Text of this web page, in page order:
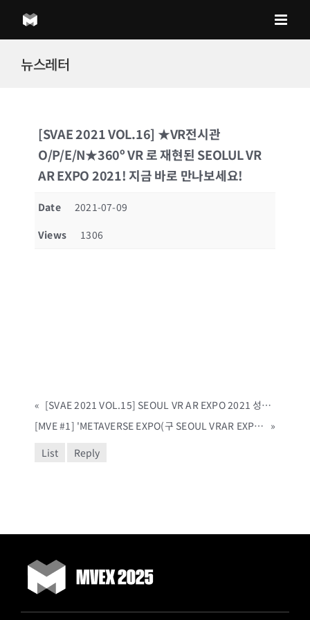
content
뉴스레터
[SVAE 2021 VOL.16] ★VR전시관
O/P/E/N★360º VR 로 재현된 SEOLUL VR
AR EXPO 2021! 지금 바로 만나보세요!
Date
2021-07-09
Views
1306
«
[SVAE 2021 VOL.15] SEOUL VR AR EXPO 2021 성황리 폐막! 디지털뉴딜&메타버스 관련 현장 인기 기업, 사무국 추천 기업 확인하세요!
[MVE #1] 'METAVERSE EXPO(구 SEOUL VRAR EXPO)' 조기신청 접수 중! METAVERSE의 무한 가능성을 확인하세요!(6/15-17, COEX) »
List
Reply